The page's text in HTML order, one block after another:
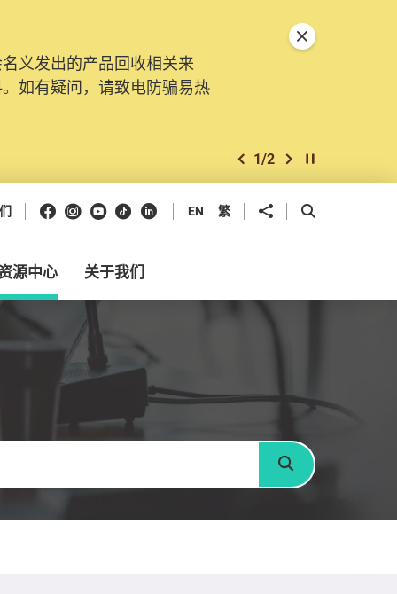
义发出的产品回收相关来
如有疑问，请致电防骗易热
。由2025年11月10日起，
诉、查询及建议。所有提交
上一个
2/2 下一个开始/暂停幻灯
关闭特別通告
Facebook
Instagram
Youtube
抖音领英 EN 繁 分享到 开启搜寻框
源中心 关于我们
搜寻